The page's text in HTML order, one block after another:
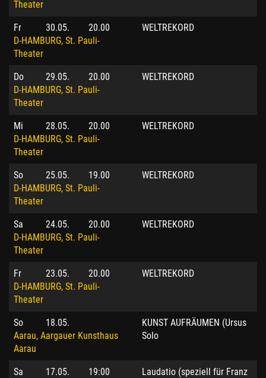
Theater
Fr 30.05.
20.00
D-HAMBURG, St. Pauli-
Theater
WELTREKORD
Do 29.05.
20.00
D-HAMBURG, St. Pauli-
Theater
WELTREKORD
Mi 28.05.
20.00
D-HAMBURG, St. Pauli-
Theater
WELTREKORD
So 25.05.
19.00
D-HAMBURG, St. Pauli-
Theater
WELTREKORD
Sa 24.05.
20.00
D-HAMBURG, St. Pauli-
Theater
WELTREKORD
Fr 23.05.
20.00
D-HAMBURG, St. Pauli-
Theater
WELTREKORD
So
18.05.
Aarau, Aargauer Kunsthaus
Aarau
KUNST AUFRÄUMEN (Ursus
Solo
Sa 17.05.
19:00
Laudatio (speziell für Franz